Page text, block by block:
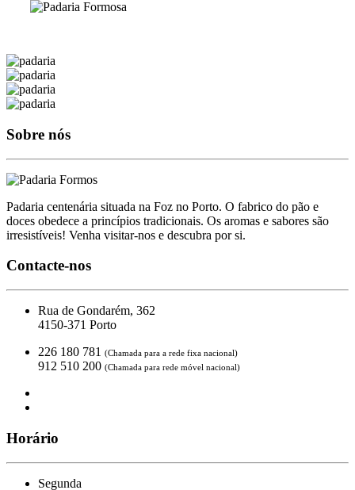
Sobre nós
Padaria centenária situada na Foz no Porto. O fabrico do pão e
doces obedece a princípios tradicionais. Os aromas e sabores são
irresistíveis! Venha visitar-nos e descubra por si.
Contacte-nos
Rua de Gondarém, 362
4150-371 Porto
226 180 781
(Chamada para a rede fixa nacional)
912 510 200 (Chamada para rede móvel nacional)
Horário
Segunda